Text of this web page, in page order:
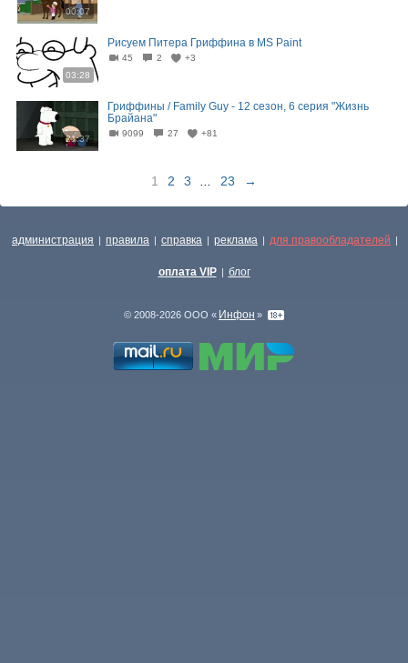
00:07
03:28
Рисуем Питера Гриффина в MS Paint
45 2 +3
21:37
Гриффины / Family Guy - 12 сезон, 6 серия "Жизнь
Брайана"
9099 27 +81
1 2 3 23 →
администрация | правила | справка | реклама | для правообладателей |
оплата VIP | блог
© 2008-2026 ООО « Инфон »